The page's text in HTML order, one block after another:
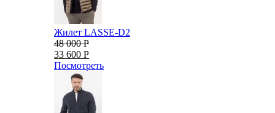
Жилет LASSE-D2
48 000 Р
33 600 Р
Посмотреть